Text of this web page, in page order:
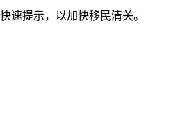
速提示，以加快移民清关。